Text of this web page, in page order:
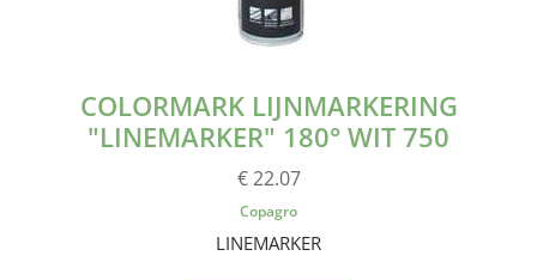
COLORMARK LIJNMARKERING
"LINEMARKER" 180° WIT 750
€ 22.07
Copagro
LINEMARKER